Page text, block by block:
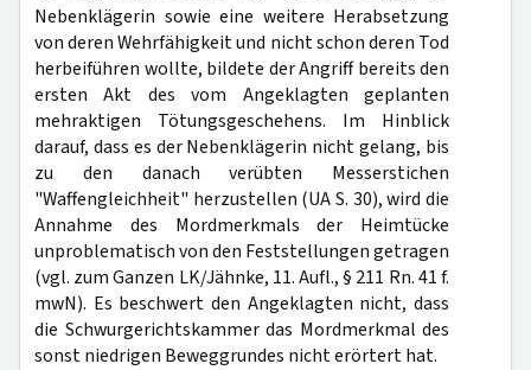
Nebenklägerin sowie eine weitere Herabsetzung
von deren Wehrfähigkeit und nicht schon deren Tod
herbeiführen wollte, bildete der Angriff bereits den
ersten Akt des vom Angeklagten geplanten
mehraktigen Tötungsgeschehens. Im Hinblick
darauf, dass es der Nebenklägerin nicht gelang, bis
zu den danach verübten Messerstichen
"Waffengleichheit" herzustellen (UA S. 30), wird die
Annahme des Mordmerkmals der Heimtücke
unproblematisch von den Feststellungen getragen
(vgl. zum Ganzen LK/Jähnke, 11. Aufl., § 211 Rn. 41 f.
mwN). Es beschwert den Angeklagten nicht, dass
die Schwurgerichtskammer das Mordmerkmal des
sonst niedrigen Beweggrundes nicht erörtert hat.